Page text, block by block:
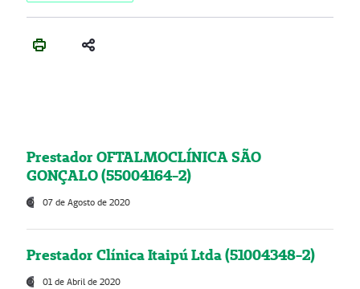
Prestador OFTALMOCLÍNICA SÃO
GONÇALO (55004164-2)
07 de Agosto de 2020
Prestador Clínica Itaipú Ltda (51004348-2)
01 de Abril de 2020